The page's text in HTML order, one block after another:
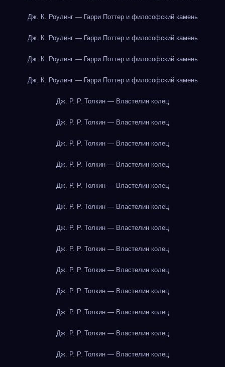
Дж. К. Роулинг — Гарри Поттер и философский камень
Дж. К. Роулинг — Гарри Поттер и философский камень
Дж. К. Роулинг — Гарри Поттер и философский камень
Дж. К. Роулинг — Гарри Поттер и философский камень
Дж. Р. Р. Толкин — Властелин колец
Дж. Р. Р. Толкин — Властелин колец
Дж. Р. Р. Толкин — Властелин колец
Дж. Р. Р. Толкин — Властелин колец
Дж. Р. Р. Толкин — Властелин колец
Дж. Р. Р. Толкин — Властелин колец
Дж. Р. Р. Толкин — Властелин колец
Дж. Р. Р. Толкин — Властелин колец
Дж. Р. Р. Толкин — Властелин колец
Дж. Р. Р. Толкин — Властелин колец
Дж. Р. Р. Толкин — Властелин колец
Дж. Р. Р. Толкин — Властелин колец
Дж. Р. Р. Толкин — Властелин колец